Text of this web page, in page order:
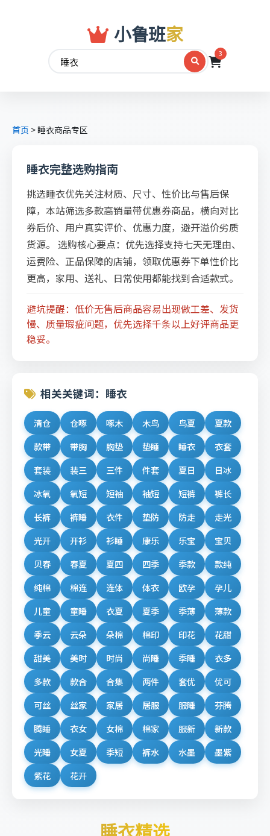
小鲁班家
3
首页 >睡衣商品专区
睡衣完整选购指南
挑选睡衣优先关注材质、尺寸、性价比与售后保
障，本站筛选多款高销量带优惠券商品，横向对比
券后价、用户真实评价、优惠力度，避开溢价劣质
货源。 选购核心要点：优先选择支持七天无理由、
运费险、正品保障的店铺，领取优惠券下单性价比
更高，家用、送礼、日常使用都能找到合适款式。
避坑提醒：低价无售后商品容易出现做工差、发货
慢、质量瑕疵问题，优先选择千条以上好评商品更
稳妥。
相关关键词：睡衣
清仓 仓啄 啄木 木鸟 鸟夏
夏款
款带
带胸 胸垫 垫睡 睡衣
衣套
套装
装三 三件 件套 夏日
日冰
冰氧
氧短 短袖 袖短 短裤
裤长
长裤
裤睡 衣件 垫防 防走
走光
光开
开衫 衫睡 康乐 乐宝
宝贝
贝春
春夏 夏四 四季 季款
款纯
纯棉
棉连 连体 体衣 欧孕
孕儿
儿童
童睡 衣夏 夏季 季薄
薄款
季云
云朵 朵棉 棉印 印花
花甜
甜美
美时 时尚 尚睡 季睡
衣多
多款
款合 合集 两件 套优
优可
可丝
丝家 家居 居服 服睡
芬腾
腾睡
衣女 女棉 棉家 服新
新款
光睡
女夏 季短 裤水 水墨
墨紫
紫花
花开
睡衣精选